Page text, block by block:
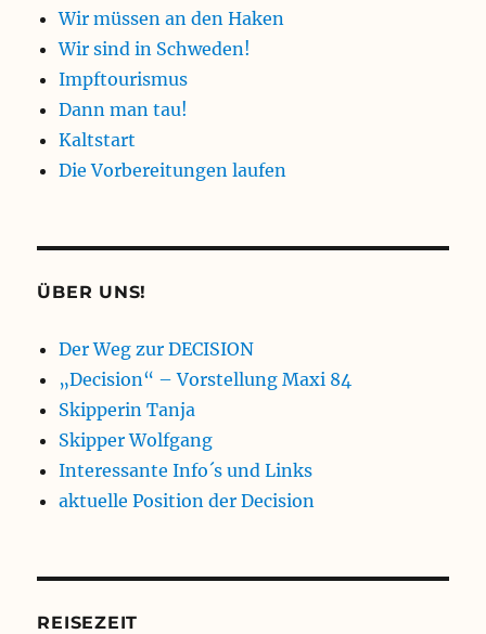
Wir müssen an den Haken
Wir sind in Schweden!
Impftourismus
Dann man tau!
Kaltstart
Die Vorbereitungen laufen
ÜBER UNS!
Der Weg zur DECISION
„Decision“ – Vorstellung Maxi 84
Skipperin Tanja
Skipper Wolfgang
Interessante Info´s und Links
aktuelle Position der Decision
REISEZEIT